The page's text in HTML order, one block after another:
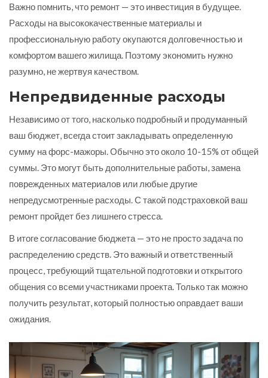
Важно помнить, что ремонт — это инвестиция в будущее.
Расходы на высококачественные материалы и
профессиональную работу окупаются долговечностью и
комфортом вашего жилища. Поэтому экономить нужно
разумно, не жертвуя качеством.
Непредвиденные расходы
Независимо от того, насколько подробный и продуманный
ваш бюджет, всегда стоит закладывать определенную
сумму на форс-мажоры. Обычно это около 10-15% от общей
суммы. Это могут быть дополнительные работы, замена
поврежденных материалов или любые другие
непредусмотренные расходы. С такой подстраховкой ваш
ремонт пройдет без лишнего стресса.
В итоге согласование бюджета — это не просто задача по
распределению средств. Это важный и ответственный
процесс, требующий тщательной подготовки и открытого
общения со всеми участниками проекта. Только так можно
получить результат, который полностью оправдает ваши
ожидания.